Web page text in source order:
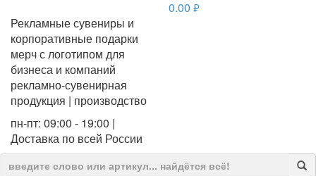
Рекламные сувениры и
корпоративные подарки
мерч с логотипом для
бизнеса и компаний
рекламно-сувенирная
продукция | производство
пн-пт: 09:00 - 19:00 |
Доставка по всей России
0.00 руб.